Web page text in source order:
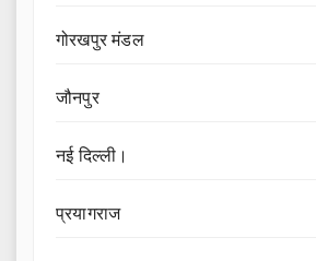
गोरखपुर मंडल
जौनपुर
नई दिल्ली।
प्रयागराज